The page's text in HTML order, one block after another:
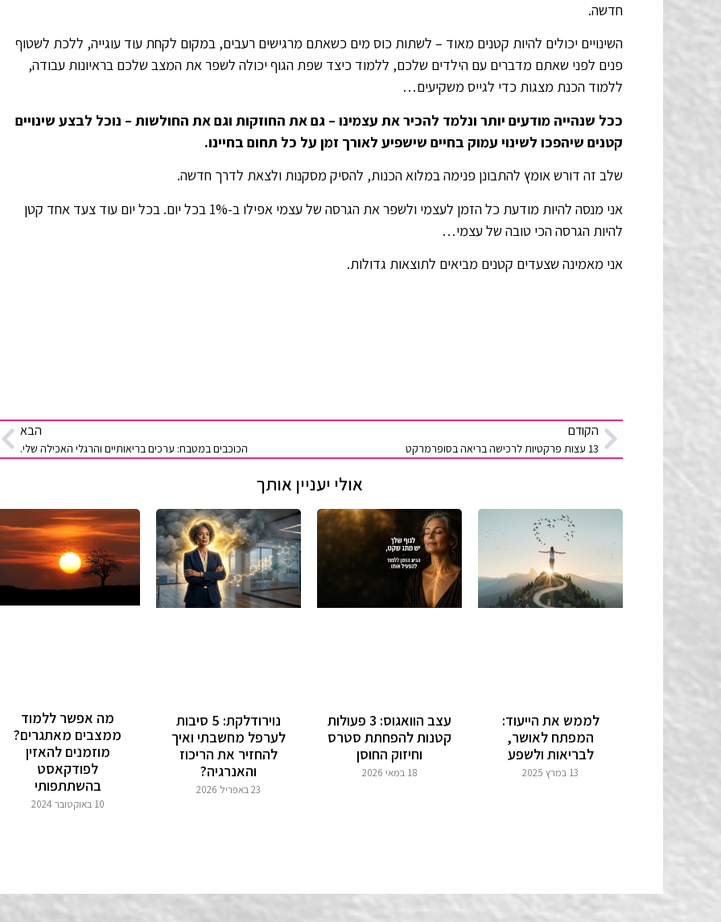
חדשה.
השינויים יכולים להיות קטנים מאוד – לשתות כוס מים כשאתם מרגישים רעבים, במקום לקחת עוד עוגייה, ללכת לשטוף
פנים לפני שאתם מדברים עם הילדים שלכם, ללמוד כיצד שפת הגוף יכולה לשפר את המצב שלכם בראיונות עבודה,
ללמוד הכנת מצגות כדי לגייס משקיעים…
ככל שנהייה מודעים יותר ונלמד להכיר את עצמינו – גם את החוזקות וגם את החולשות – נוכל לבצע שינויים
קטנים שיהפכו לשינוי עמוק בחיים שישפיע לאורך זמן על כל תחום בחיינו.
שלב זה דורש אומץ להתבונן פנימה במלוא הכנות, להסיק מסקנות ולצאת לדרך חדשה.
אני מנסה להיות מודעת כל הזמן לעצמי ולשפר את הגרסה של עצמי אפילו ב-1% בכל יום. בכל יום עוד צעד אחד קטן
להיות הגרסה הכי טובה של עצמי…
אני מאמינה שצעדים קטנים מביאים לתוצאות גדולות.
הקודם
13 עצות פרקטיות לרכישה בריאה בסופרמרקט
הבא
הכוכבים במטבח: ערכים בריאותיים והרגלי האכילה שלי.
אולי יעניין אותך
לממש את הייעוד:
המפתח לאושר,
לבריאות ולשפע
13 במרץ 2025
עצב הוואגוס: 3 פעולות
קטנות להפחתת סטרס
וחיזוק החוסן
18 במאי 2026
נוירודלקת: 5 סיבות
לערפל מחשבתי ואיך
להחזיר את הריכוז
והאנרגיה?
23 באפריל 2026
מה אפשר ללמוד
ממצבים מאתגרים?
מוזמנים להאזין
לפודקאסט
בהשתתפותי
10 באוקטובר 2024